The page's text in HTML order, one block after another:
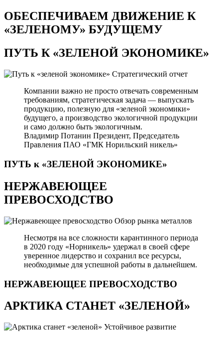
ОБЕСПЕЧИВАЕМ ДВИЖЕНИЕ К
«ЗЕЛЕНОМУ» БУДУЩЕМУ
ПУТЬ К«ЗЕЛЕНОЙ ЭКОНОМИКЕ»
Стратегический отчет
Компании важно не просто отвечать современным
требованиям, стратегическая задача — выпускать
продукцию, полезную для «зеленой экономики»
будущего, а производство экологичной продукции
и само должно быть экологичным.
Владимир Потанин Президент, Председатель
Правления ПАО «ГМК Норильский никель»
ПУТЬ к «ЗЕЛЕНОЙ ЭКОНОМИКЕ»
НЕРЖАВЕЮЩЕЕ
ПРЕВОСХОДСТВО
Обзор рынка металлов
Несмотря на все сложности карантинного периода
в 2020 году «Норникель» удержал в своей сфере
уверенное лидерство и сохранил все ресурсы,
необходимые для успешной работы в дальнейшем.
НЕРЖАВЕЮЩЕЕ ПРЕВОСХОДСТВО
АРКТИКА СТАНЕТ «ЗЕЛЕНОЙ»
Устойчивое развитие